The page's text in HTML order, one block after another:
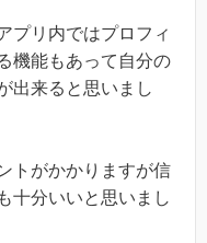
プリ内ではプロフィ
機能もあって自分の
出来ると思いまし
トがかかりますが信
十分いいと思いまし